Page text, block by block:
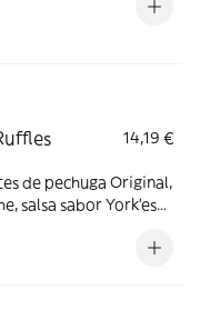
14,19 €
de pechuga Original,
salsa sabor York'eso,